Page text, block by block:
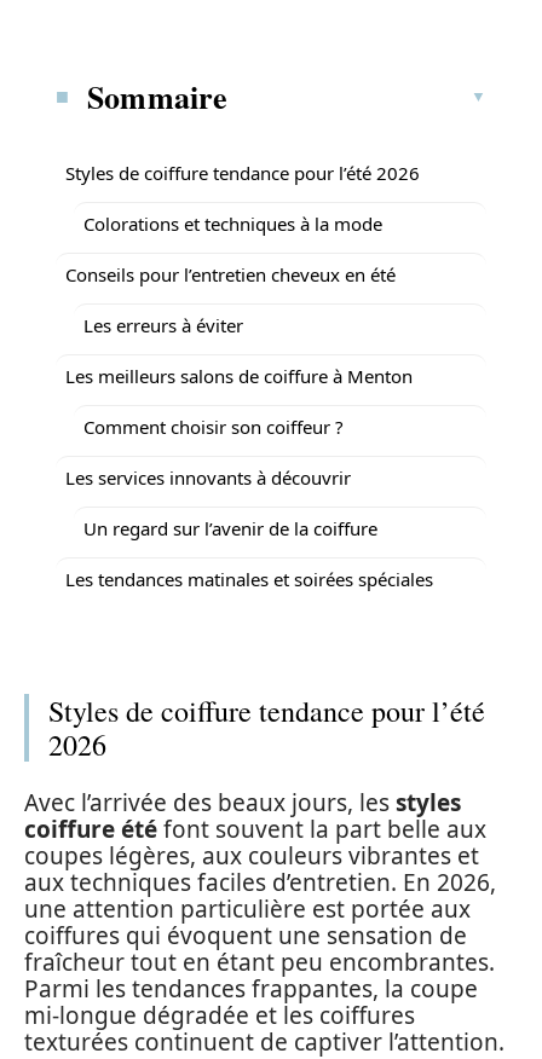
Sommaire
Styles de coiffure tendance pour l’été 2026
Colorations et techniques à la mode
Conseils pour l’entretien cheveux en été
Les erreurs à éviter
Les meilleurs salons de coiffure à Menton
Comment choisir son coiffeur ?
Les services innovants à découvrir
Un regard sur l’avenir de la coiffure
Les tendances matinales et soirées spéciales
Styles de coiffure tendance pour l’été
2026
Avec l’arrivée des beaux jours, lesstyles
coiffure étéfont souvent la part belle aux
coupes légères, aux couleurs vibrantes et
aux techniques faciles d’entretien. En 2026,
une attention particulière est portée aux
coiffures qui évoquent une sensation de
fraîcheur tout en étant peu encombrantes.
Parmi les tendances frappantes, la coupe
mi-longue dégradée et les coiffures
texturées continuent de captiver l’attention.